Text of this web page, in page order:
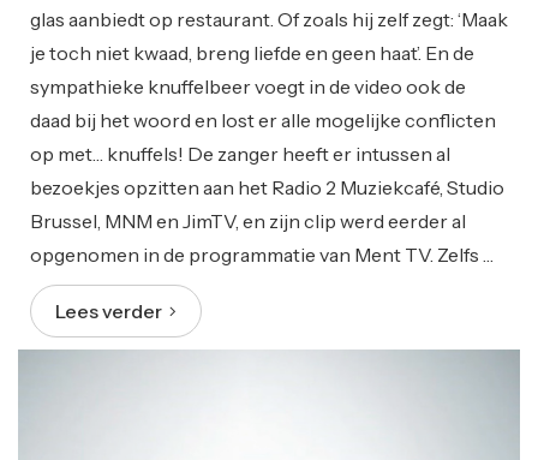
glas aanbiedt op restaurant. Of zoals hij zelf zegt: ‘Maak
je toch niet kwaad, breng liefde en geen haat’. En de
sympathieke knuffelbeer voegt in de video ook de
daad bij het woord en lost er alle mogelijke conflicten
op met… knuffels! De zanger heeft er intussen al
bezoekjes opzitten aan het Radio 2 Muziekcafé, Studio
Brussel, MNM en JimTV, en zijn clip werd eerder al
opgenomen in de programmatie van Ment TV. Zelfs …
Lees verder